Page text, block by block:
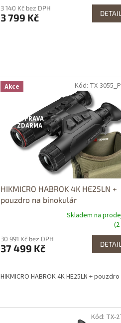
3 140 Kč bez DPH
3 799 Kč DETAIL
Akce
prodejně
DOPRAVA
ZDARMA
HIKMICRO HABROK 4K HE25LN +
pouzdro na binokulár
Skladem na
30 991 Kč bez DPH
37 499 Kč DETAIL
HIKMICRO HABROK 4K HE25LN +
Kód: TX-
Kód: TX-